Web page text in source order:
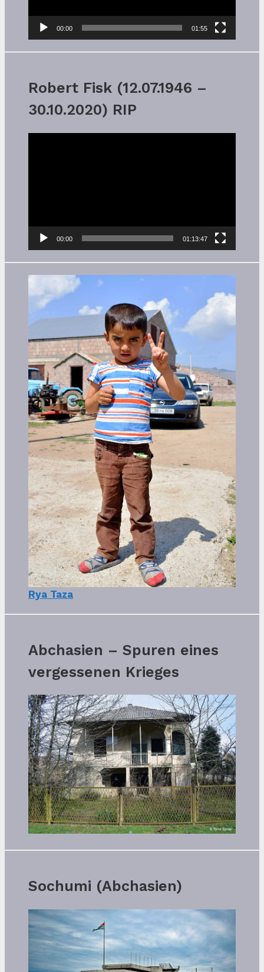
00:00 01:55
Robert Fisk (12.07.1946 –
30.10.2020) RIP
00:00 01:13:47
Rya Taza
Abchasien – Spuren eines
vergessenen Krieges
Sochumi (Abchasien)